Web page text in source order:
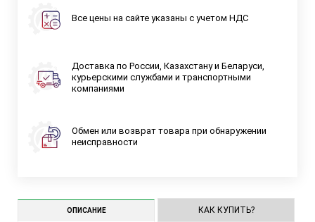
Все цены на сайте указаны с учетом НДС
Доставка по России, Казахстану и Беларуси,
курьерскими службами и транспортными
компаниями
Обмен или возврат товара при обнаружении
неисправности
ОПИСАНИЕ КАК КУПИТЬ?